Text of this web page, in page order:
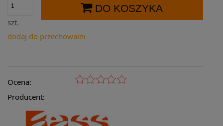
szt.
DO KOSZYKA
dodaj do przechowalni
Ocena:
Producent: